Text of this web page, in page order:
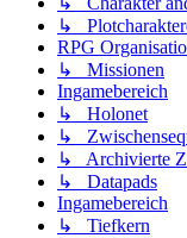
↳
RPG
↳ Missionen
Ingamebereich
↳ Holonet
↳
↳ Archivierte
↳ Datapads
Ingamebereich
↳ Tiefkern